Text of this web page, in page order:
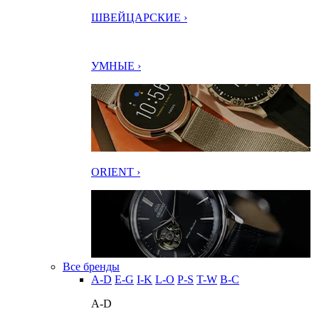
ШВЕЙЦАРСКИЕ ›
УМНЫЕ ›
ORIENT ›
Все бренды
A-D E-G I-K L-O P-S T-W В-С
A-D